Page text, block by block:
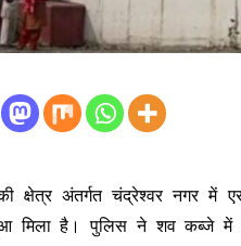
क्षेत्र अंतर्गत चंद्रेश्वर नगर में
है। पुलिस ने शव कब्जे में